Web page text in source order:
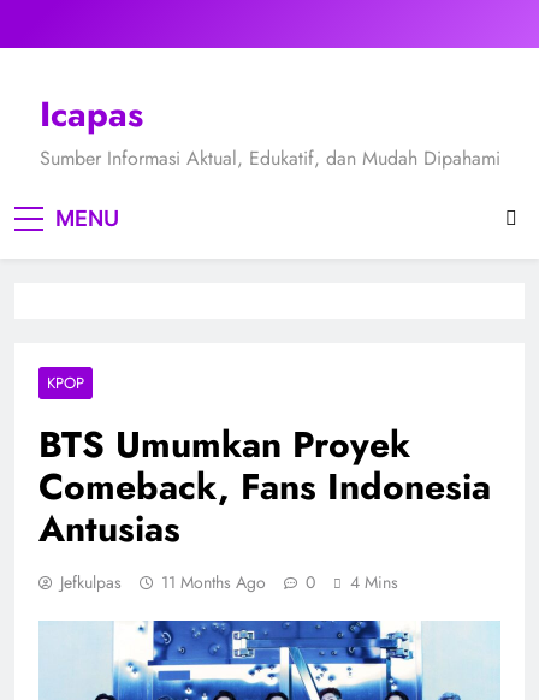
to
Icapas
Sumber Informasi Aktual, Edukatif, dan Mudah Dipahami
MENU
KPOP
BTS Umumkan Proyek
Comeback, Fans Indonesia
Antusias
Jefkulpas 11 Months Ago 0 4 Mins